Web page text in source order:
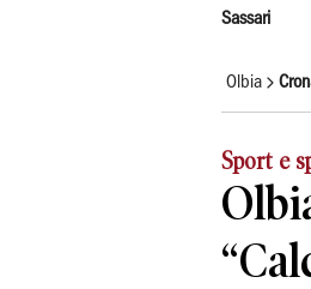
Sassari
Olbia
Sport e